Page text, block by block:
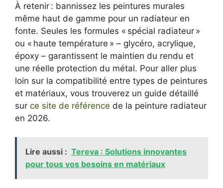
À retenir : bannissez les peintures murales
même haut de gamme pour un radiateur en
fonte. Seules les formules « spécial radiateur »
ou « haute température » – glycéro, acrylique,
époxy – garantissent le maintien du rendu et
une réelle protection du métal. Pour aller plus
loin sur la compatibilité entre types de peintures
et matériaux, vous trouverez un guide détaillé
sur ce site de référence de la peinture radiateur
en 2026.
Lire aussi : Tereva : Solutions innovantes
pour tous vos besoins en matériaux